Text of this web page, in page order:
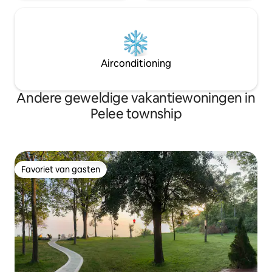
Airconditioning
Andere geweldige vakantiewoningen in
Pelee township
Favoriet van gasten
Favoriet van gasten